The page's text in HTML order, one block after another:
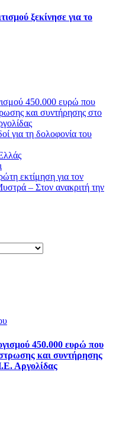
ξεκίνησε για το
450.000 ευρώ που
και συντήρησης στο
για τη δολοφονία του
εκτίμηση για τον
– Στον ανακριτή την
450.000 ευρώ που
και συντήρησης
Αργολίδας